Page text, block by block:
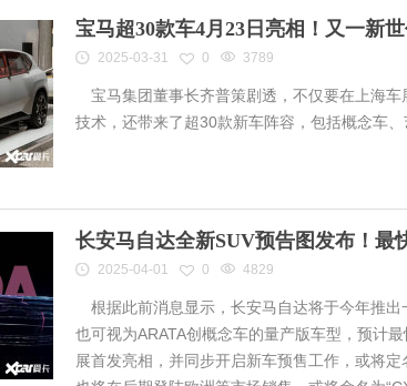
宝马超30款车4月23日亮相！又一新
2025-03-31 0 3789
宝马集团董事长齐普策剧透，不仅要在上海车
技术，还带来了超30款新车阵容，包括概念车、
长安马自达全新SUV预告图发布！最
2025-04-01 0 4829
根据此前消息显示，长安马自达将于今年推出
也可视为ARATA创概念车的量产版车型，预计
展首发亮相，并同步开启新车预售工作，或将定